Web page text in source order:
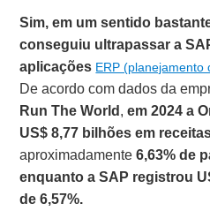
Sim, em um sentido
conseguiu ultrapassar a
aplicações ERP
De acordo com dados da
Run The World,em 2024 a
US$ 8,77 bilhões em
aproximadamente6,63% de
enquantoa SAP registrou
de 6,57%.